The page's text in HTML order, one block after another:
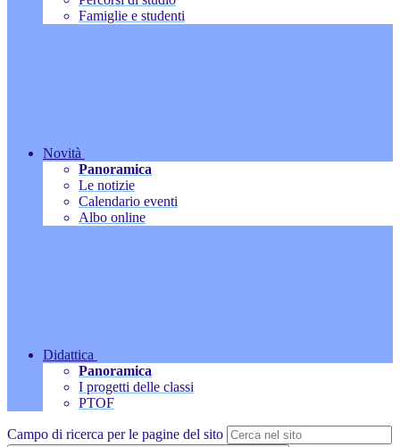
Famiglie e studenti
Novità
Panoramica
Le notizie
Calendario eventi
Albo online
Didattica
Panoramica
I progetti delle classi
PTOF
Campo di ricerca per le pagine del sito